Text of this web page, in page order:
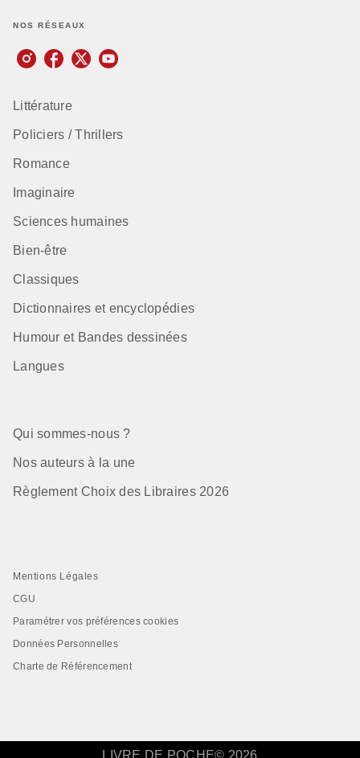
NOS RÉSEAUX
Littérature
Policiers / Thrillers
Romance
Imaginaire
Sciences humaines
Bien-être
Classiques
Dictionnaires et encyclopédies
Humour et Bandes dessinées
Langues
Qui sommes-nous ?
Nos auteurs à la une
Règlement Choix des Libraires 2026
Mentions Légales
CGU
Paramétrer vos préférences cookies
Données Personnelles
Charte de Référencement